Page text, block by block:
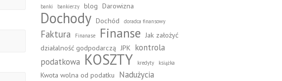
banki bankierzy blog Darowizna
Dochody Dochód doradca finansowy
Faktura Finanase Finanse Jak założyć
działalność godpodarczą JPK kontrola
podatkowa KOSZTY kredyty książka
Kwota wolna od podatku Nadużycia